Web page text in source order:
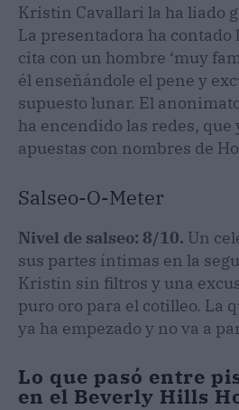
Kristin Cavallari la ha liado
La presentadora ha contado
cita con un hombre ‘muy
él enseñándole el pene y
supuesto lunar. El
ha encendido las redes, que
apuestas con nombres de
Salseo-O-Meter
Nivel de salseo: 8/10. Un
sus partes íntimas en la
Kristin sin filtros y una
puro oro para el cotilleo. La
ya ha empezado y no va a
Lo que pasó entre
en el Beverly Hills